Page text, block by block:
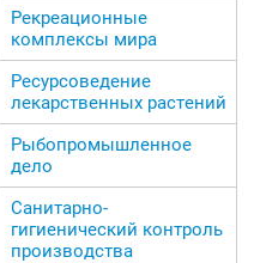
Рекреационные
комплексы мира
Ресурсоведение
лекарственных растений
Рыбопромышленное
дело
Санитарно-
гигиенический контроль
производства